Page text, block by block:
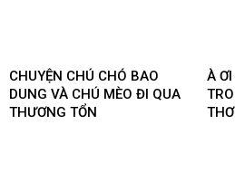
CHUYỆN CHÚ CHÓ BAO
DUNG VÀ CHÚ MÈO ĐI QUA
THƯƠNG TỔN
À
THƠ